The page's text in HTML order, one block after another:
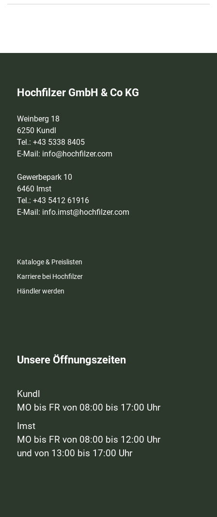
Hochfilzer GmbH & Co KG
Weinberg 18
6250 Kundl
Tel.: +43 5338 8405
E-Mail: info@hochfilzer.com
Gewerbepark 10
6460 Imst
Tel.: +43 5412 61916
E-Mail: info.imst@hochfilzer.com
Kataloge & Preislisten
Karriere bei Hochfilzer
Händler werden
Unsere Öffnungszeiten
Kundl
MO bis FR von 08:00 bis 17:00 Uhr
Imst
MO bis FR von 08:00 bis 12:00 Uhr
und von 13:00 bis 17:00 Uhr